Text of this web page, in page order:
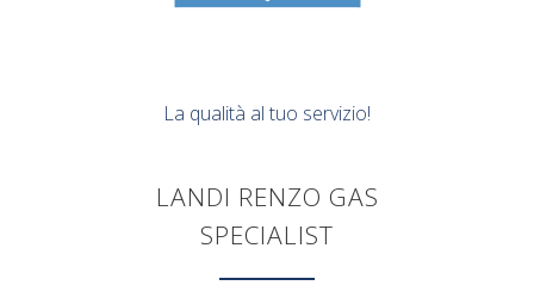
La qualità al tuo servizio!
LANDI RENZO GAS
SPECIALIST